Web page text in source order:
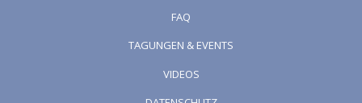
uns Weihnachten näher bringt und an dem wir seine Gastronomie
sprechen, wie man die Gemeinde Valldemossa an einem Tag mit
FAQ
TAGUNGEN & EVENTS
VIDEOSÖFFNET